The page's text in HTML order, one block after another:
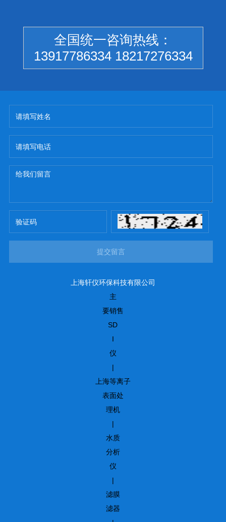
全国统一咨询热线：
13917786334 18217276334
提交留言
上海轩仪环保科技有限公司
主
要销售
SD
I
仪
|
上海等离子
表面处
理机
|
水质
分析
仪
|
滤膜
滤器